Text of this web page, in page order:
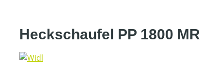
Heckschaufel PP 1800 MR